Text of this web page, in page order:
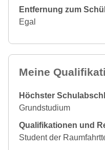
Entfernung zum
Egal
Meine
Höchster
Grundstudium
Qualifikationen und
Student der